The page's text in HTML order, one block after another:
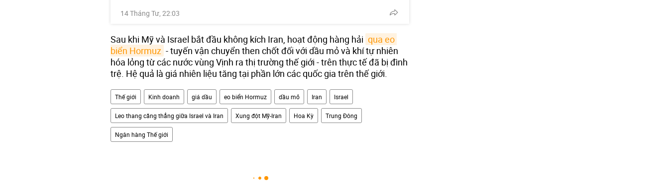
14 Tháng Tư, 22:03
Sau khi Mỹ và Israel bắt đầu không kích Iran, hoạt động hàng hải qua eo
biển Hormuz - tuyến vận chuyển then chốt đối với dầu mỏ và khí tự nhiên
hóa lỏng từ các nước vùng Vịnh ra thị trường thế giới - trên thực tế đã bị đình
trệ. Hệ quả là giá nhiên liệu tăng tại phần lớn các quốc gia trên thế giới.
Thế giới Kinh doanh giá dầu eo biển Hormuz dầu mỏ Iran Israel
Leo thang căng thẳng giữa Israel và Iran Xung đột Mỹ-Iran Hoa Kỳ Trung Đông
Ngân hàng Thế giới